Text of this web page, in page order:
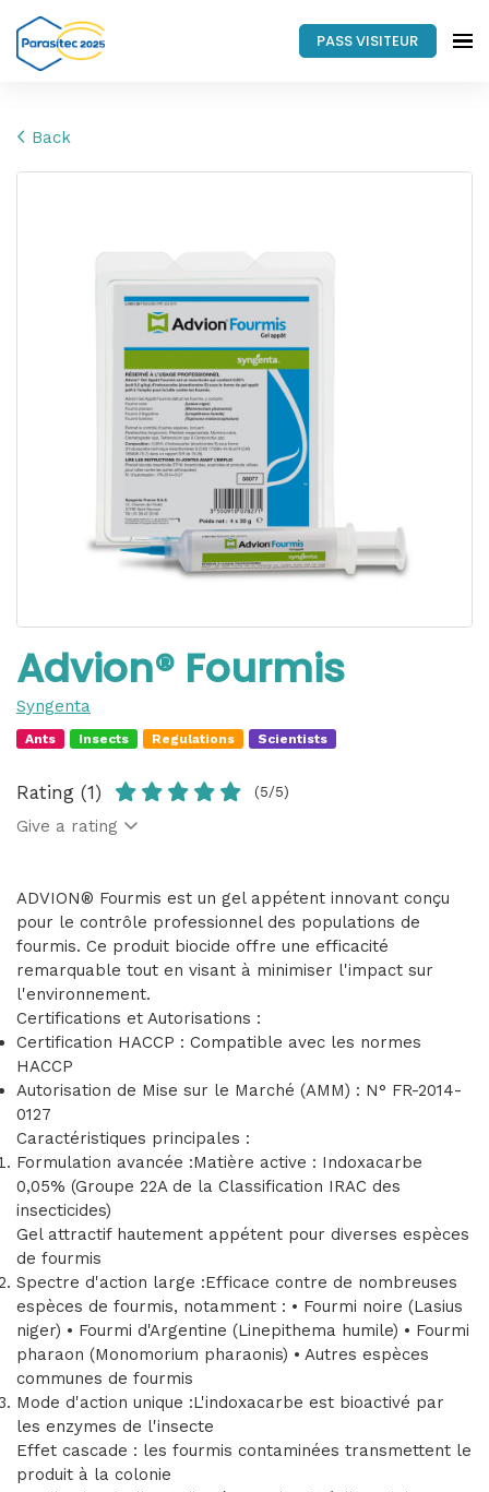
PASS VISITEUR
Back
Advion® Fourmis
Syngenta
Ants Insects Regulations Scientists
Rating (1) (5/5)
Give a rating
ADVION® Fourmis est un gel appétent innovant conçu
pour le contrôle professionnel des populations de
fourmis. Ce produit biocide offre une efficacité
remarquable tout en visant à minimiser l'impact sur
l'environnement.
Certifications et Autorisations :
Certification HACCP : Compatible avec les normes
HACCP
Autorisation de Mise sur le Marché (AMM) : N° FR-2014-
0127
Caractéristiques principales :
Formulation avancée :Matière active : Indoxacarbe
0,05% (Groupe 22A de la Classification IRAC des
insecticides)
Gel attractif hautement appétent pour diverses espèces
de fourmis
Spectre d'action large :Efficace contre de nombreuses
espèces de fourmis, notamment : • Fourmi noire (Lasius
niger) • Fourmi d'Argentine (Linepithema humile) • Fourmi
pharaon (Monomorium pharaonis) • Autres espèces
communes de fourmis
Mode d'action unique :L'indoxacarbe est bioactivé par
les enzymes de l'insecte
Effet cascade : les fourmis contaminées transmettent le
produit à la colonie